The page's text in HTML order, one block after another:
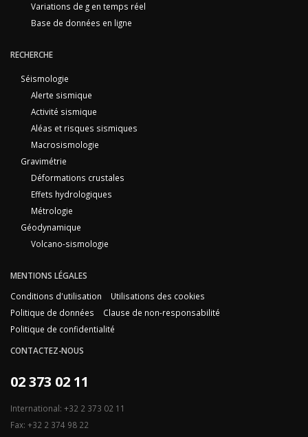
Variations de g en temps réel
Base de données en ligne
RECHERCHE
Séismologie
Alerte sismique
Activité sismique
Aléas et risques sismiques
Macrosismologie
Gravimétrie
Déformations crustales
Effets hydrologiques
Métrologie
Géodynamique
Volcano-sismologie
MENTIONS LÉGALES
Conditions d'utilisation
Utilisations des cookies
Politique de données
Clause de non-responsabilité
Politique de confidentialité
CONTACTEZ-NOUS
02 373 02 11
International: +32 2 373 02 11
Fax: +32 2 374 98 22